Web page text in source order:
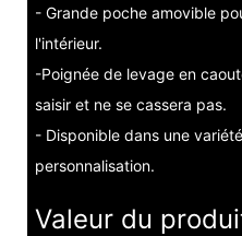
- Grande poche amovible
l'intérieur.
-Poignée de levage en
saisir et ne se cassera pas.
- Disponible dans une
personnalisation.
Valeur du